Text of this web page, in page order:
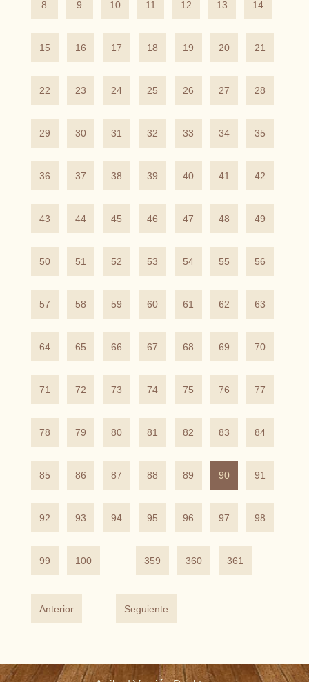
8 9 10 11 12 13 14
15 16 17 18 19 20 21
22 23 24 25 26 27 28
29 30 31 32 33 34 35
36 37 38 39 40 41 42
43 44 45 46 47 48 49
50 51 52 53 54 55 56
57 58 59 60 61 62 63
64 65 66 67 68 69 70
71 72 73 74 75 76 77
78 79 80 81 82 83 84
85 86 87 88 89 90 91
92 93 94 95 96 97 98
99 100
359
360 361
Anterior Seguiente